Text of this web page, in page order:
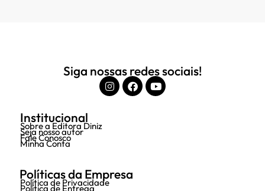
Siga nossas redes sociais!
Institucional
Sobre a Editora Diniz
Seja nosso autor
Fale Conosco
Minha Conta
Políticas da Empresa
Política de Privacidade
Política de Entrega